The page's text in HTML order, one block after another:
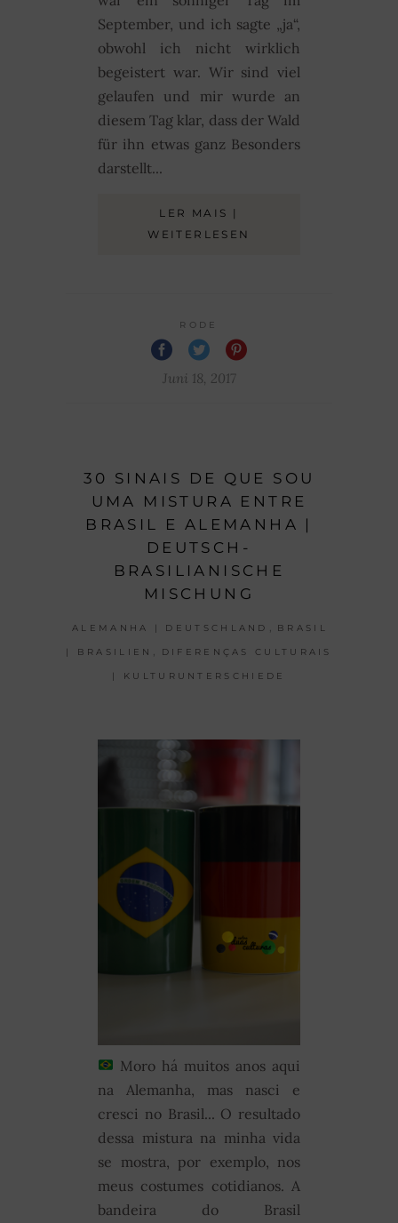
September, und ich sagte „ja“,
obwohl ich nicht wirklich
begeistert war. Wir sind viel
gelaufen und mir wurde an
diesem Tag klar, dass der Wald
für ihn etwas ganz Besonders
darstellt...
LER MAIS |
WEITERLESEN
RODE
Juni 18, 2017
30 SINAIS DE QUE SOU
UMA MISTURA ENTRE
BRASIL E ALEMANHA |
DEUTSCH-
BRASILIANISCHE
MISCHUNG
ALEMANHA | DEUTSCHLAND BRASIL
| BRASILIEN DIFERENÇAS CULTURAIS
| KULTURUNTERSCHIEDE
Moro há muitos anos aqui
na Alemanha, mas nasci e
cresci no Brasil... O resultado
dessa mistura na minha vida
se mostra, por exemplo, nos
meus costumes cotidianos. A
bandeira do Brasil